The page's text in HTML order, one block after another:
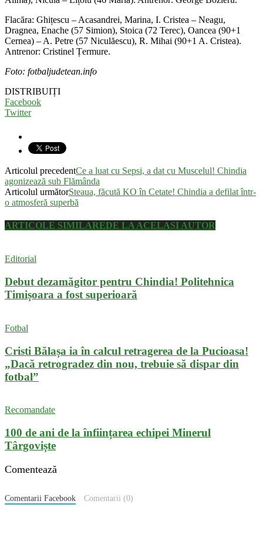
Flacăra: Ghițescu – Acasandrei, Marina, I. Cristea – Neagu,
Dragnea, Enache (57 Simion), Stoica (72 Terec), Oancea (90+1
Cernea) – A. Petre (57 Niculăescu), R. Mihai (90+1 A. Cristea).
Antrenor: Cristinel Țermure.
Foto: fotbaljudetean.info
DISTRIBUIȚI
Facebook
Twitter
Articolul precedentCe a luat cu Sepsi, a dat cu Muscelul! Chindia
agonizează sub Flămânda
Articolul următorSteaua, făcută KO în Cetate! Chindia a defilat într-
o atmosferă superbă
ARTICOLE SIMILAREDE LA ACELAȘI AUTOR
Editorial
Debut dezamăgitor pentru Chindia! Politehnica
Timișoara a fost superioară
Fotbal
Cristi Bălașa ia în calcul retragerea de la Pucioasa!
„Dacă retrogradez din nou, trebuie să dispar din
fotbal”
Recomandate
100 de ani de la înființarea echipei Minerul
Târgoviște
Comentează
Comentarii Facebook Comentarii (0)